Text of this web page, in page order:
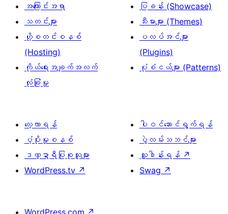
အကြောင်းအရာ
သတင်းများ
ဟို့စတင်းစနစ်
(Hosting)
ကိုယ်ရေးအချက်အလက်
လုံခြုံမှု
ပြခန်း (Showcase)
သီးမားများ (Themes)
ပလပ်အင်များ
(Plugins)
ပုံစံငယ်များ (Patterns)
လေ့လာရန်
ပံ့ပိုးမှုစနစ်
ဒဏ္ဍာရီပြုစုသူများ
WordPress.tv ↗
ပါဝင်ဆောင်ရွက်ရန်
ပွဲလမ်းသဘင်များ
လှူဒါန်းရန် ↗
Swag ↗
WordPress.com ↗